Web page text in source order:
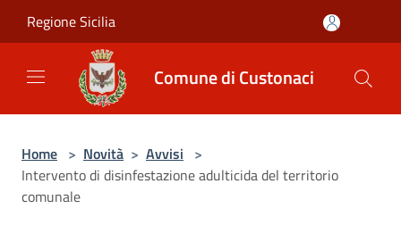
Regione Sicilia
Comune di Custonaci
Home > Novità > Avvisi >
Intervento di disinfestazione adulticida del territorio
comunale